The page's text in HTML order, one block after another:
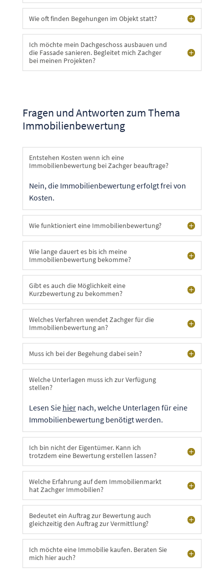
Wie oft finden Begehungen im Objekt statt?
Ich möchte mein Dachgeschoss ausbauen und
die Fassade sanieren. Begleitet mich Zachger
bei meinen Projekten?
Fragen und Antworten zum Thema
Immobilienbewertung
Entstehen Kosten wenn ich eine
Immobilienbewertung bei Zachger beauftrage?
Nein, die Immobilienbewertung erfolgt frei von
Kosten.
Wie funktioniert eine Immobilienbewertung?
Wie lange dauert es bis ich meine
Immobilienbewertung bekomme?
Gibt es auch die Möglichkeit eine
Kurzbewertung zu bekommen?
Welches Verfahren wendet Zachger für die
Immobilienbewertung an?
Muss ich bei der Begehung dabei sein?
Welche Unterlagen muss ich zur Verfügung
stellen?
Lesen Sie hiernach, welche Unterlagen für eine
Immobilienbewertung benötigt werden.
Ich bin nicht der Eigentümer. Kann ich
trotzdem eine Bewertung erstellen lassen?
Welche Erfahrung auf dem Immobilienmarkt
hat Zachger Immobilien?
Bedeutet ein Auftrag zur Bewertung auch
gleichzeitig den Auftrag zur Vermittlung?
Ich möchte eine Immobilie kaufen. Beraten Sie
mich hier auch?